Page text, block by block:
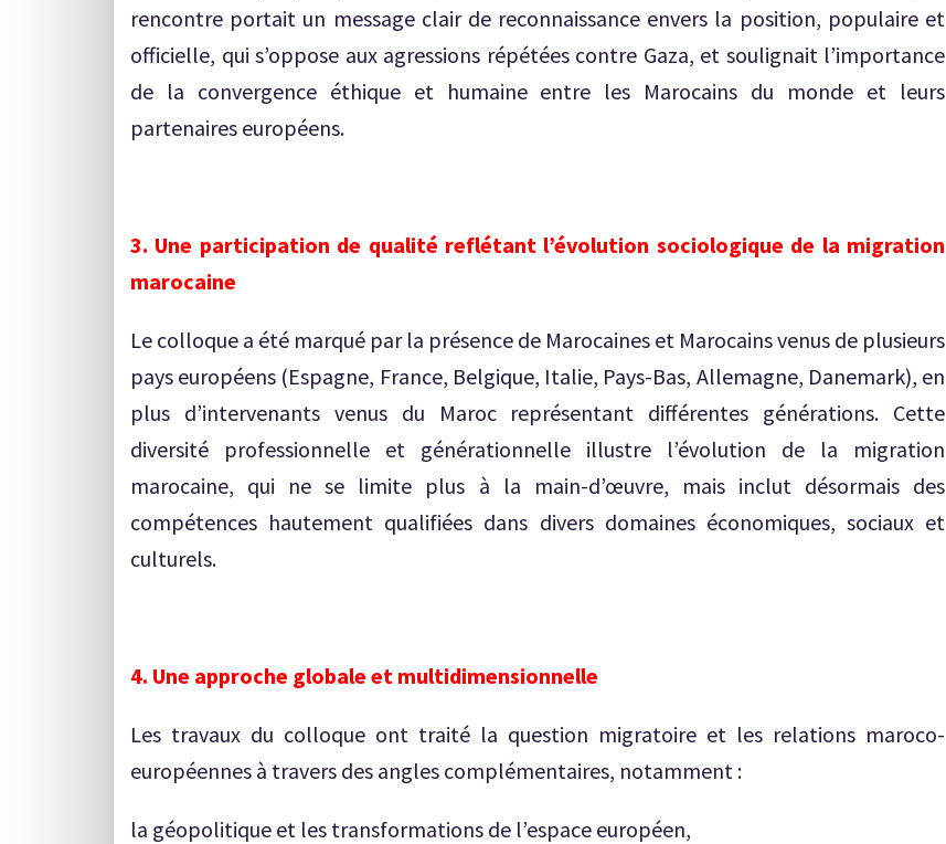
rencontre portait un message clair de reconnaissance envers la position, populaire et
officielle, qui s’oppose aux agressions répétées contre Gaza, et soulignait l’importance
de la convergence éthique et humaine entre les Marocains du monde et leurs
partenaires européens.
3. Une participation de qualité reflétant l’évolution sociologique de la migration
marocaine
Le colloque a été marqué par la présence de Marocaines et Marocains venus de plusieurs
pays européens (Espagne, France, Belgique, Italie, Pays-Bas, Allemagne, Danemark), en
plus d’intervenants venus du Maroc représentant différentes générations. Cette
diversité professionnelle et générationnelle illustre l’évolution de la migration
marocaine, qui ne se limite plus à la main-d’œuvre, mais inclut désormais des
compétences hautement qualifiées dans divers domaines économiques, sociaux et
culturels.
4. Une approche globale et multidimensionnelle
Les travaux du colloque ont traité la question migratoire et les relations maroco-
européennes à travers des angles complémentaires, notamment :
la géopolitique et les transformations de l’espace européen,